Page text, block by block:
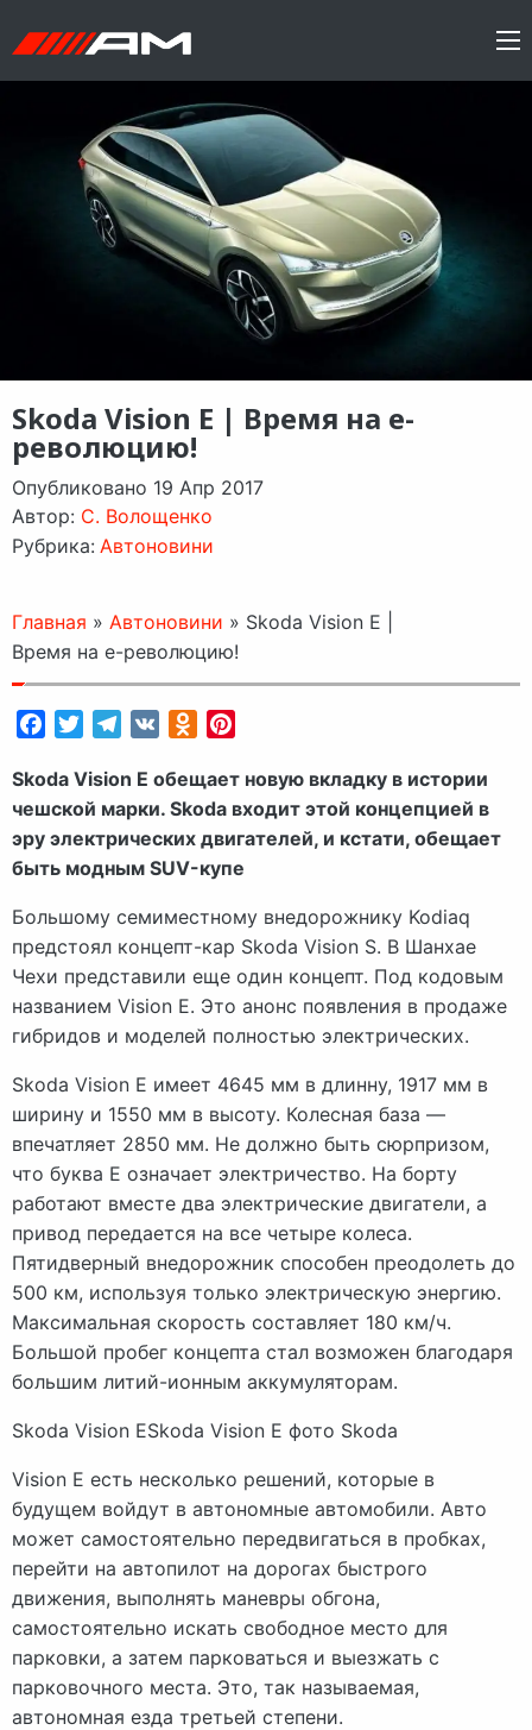
Skoda Vision E | Время на e-
революцию!
Опубликовано 19 Апр 2017
Автор: C. Волощенко
Рубрика: Автоновини
Главная » Автоновини » Skoda Vision E |
Время на e-революцию!
FacebookTwitterTelegram
VK Odnoklassniki
Skoda Vision E обещает новую вкладку в истории
чешской марки. Skoda входит этой концепцией в
эру электрических двигателей, и кстати, обещает
быть модным SUV-купе
Большому семиместному внедорожнику Kodiaq
предстоял концепт-кар Skoda Vision S. В Шанхае
Чехи представили еще один концепт. Под кодовым
названием Vision E. Это анонс появления в продаже
гибридов и моделей полностью электрических.
Skoda Vision E имеет 4645 мм в длинну, 1917 мм в
ширину и 1550 мм в высоту. Колесная база —
впечатляет 2850 мм. Не должно быть сюрпризом,
что буква E означает электричество. На борту
работают вместе два электрические двигатели, а
привод передается на все четыре колеса.
Пятидверный внедорожник способен преодолеть до
500 км, используя только электрическую энергию.
Максимальная скорость составляет 180 км/ч.
Большой пробег концепта стал возможен благодаря
большим литий-ионным аккумуляторам.
Skoda Vision ESkoda Vision E фото Skoda
Vision E есть несколько решений, которые в
будущем войдут в автономные автомобили. Авто
может самостоятельно передвигаться в пробках,
перейти на автопилот на дорогах быстрого
движения, выполнять маневры обгона,
самостоятельно искать свободное место для
парковки, а затем парковаться и выезжать с
парковочного места. Это, так называемая,
автономная езда третьей степени.